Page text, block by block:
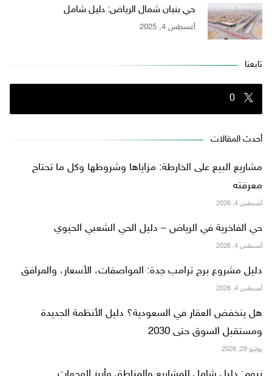
حي بنبان شمال الرياض: دليل شامل
أغسطس 4, 2025
تابعنا
0
أحدث المقالات
مشاريع البيع على الخارطة: مزاياها وشروطها وكل ما تحتاج
معرفته
أغسطس 4, 2026
حي الفاخرية في الرياض – دليل الحي الشعبي الحيوي
أغسطس 4, 2026
دليل مشروع برج ترامب جدة: المواصفات، الأسعار، والمرافق
أغسطس 4, 2026
هل ينخفض العقار في السعودية؟ دليل الأنظمة الجديدة
ومستقبل السوق حتى 2030
يوليو 29, 2026